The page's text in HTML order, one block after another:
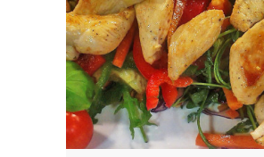
Svetske kuhinje
Vaši Recepti
Korisni saveti
Video